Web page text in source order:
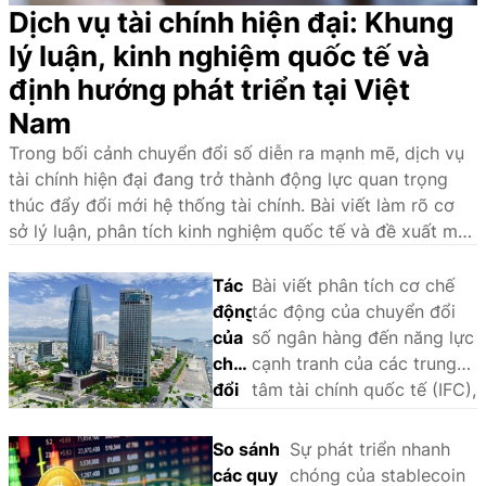
Dịch vụ tài chính hiện đại: Khung
lý luận, kinh nghiệm quốc tế và
định hướng phát triển tại Việt
Nam
Trong bối cảnh chuyển đổi số diễn ra mạnh mẽ, dịch vụ
tài chính hiện đại đang trở thành động lực quan trọng
thúc đẩy đổi mới hệ thống tài chính. Bài viết làm rõ cơ
sở lý luận, phân tích kinh nghiệm quốc tế và đề xuất một
chính hiện đại tại Việt Nam.
Tác
động
của
chuyển
đổi
ngân
hàng
Bài viết phân tích cơ chế
tác động của chuyển đổi
số ngân hàng đến năng lực
cạnh tranh của các trung
tâm tài chính quốc tế (IFC),
phân tích so sánh định tính
(QCA) trên một số trường
So sánh
các quy
Sự phát triển nhanh
chóng của stablecoin